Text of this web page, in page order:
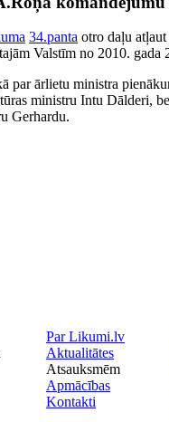
34.panta otro daļu
Valstīm no 2010. gada
par ārlietu ministra
ministru Intu Dālderi,
Gerhardu.
Par Likumi.lv
Aktualitātes
Atsauksmēm
Apmācības
Kontakti